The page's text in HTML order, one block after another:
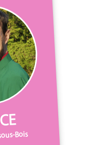
Bois